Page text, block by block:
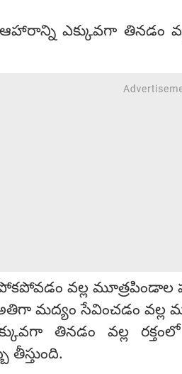
ఎక్కువగా తినడం
వల్ల మూత్రపిండాల
మద్యం సేవించడం వల్ల
తినడం వల్ల
తీస్తుంది.